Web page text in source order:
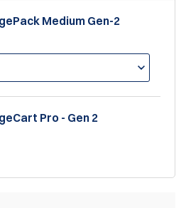
Medium Gen-2
Pro - Gen 2